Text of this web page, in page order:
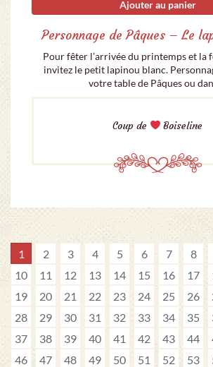
Ajouter au panier
Personnage de Pâques – Le
Pour fêter l’arrivée du printemps et la
invitez le petit lapinou blanc.
votre table de Pâques ou
Coup de Boiseline
1 2 3 4 5 6 7 8
10
11 12 13 14 15 16 17
19
20 21 22 23 24 25 26
28
29 30 31 32 33 34 35
37
38 39 40 41 42 43 44
46
47 48 49 50 51 52 53